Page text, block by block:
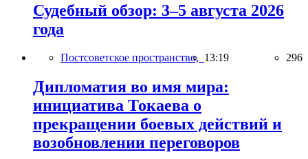
Судебный обзор: 3–5 августа 2026
года
Постсоветское пространство, 13:19 296
Дипломатия во имя мира:
инициатива Токаева о
прекращении боевых действий и
возобновлении переговоров